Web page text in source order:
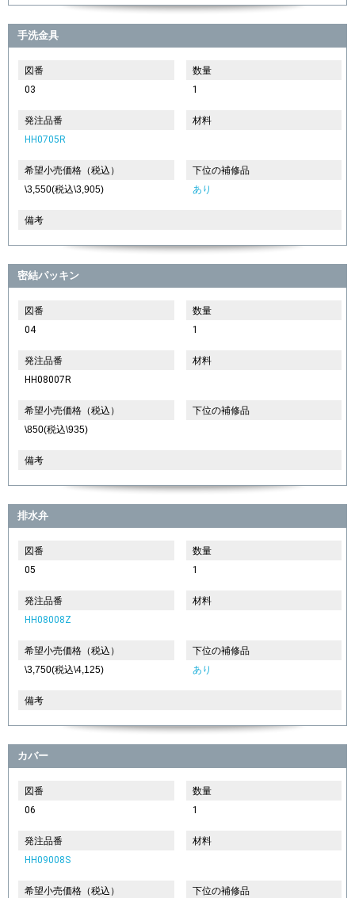
手洗金具
図番
03
数量
1
発注品番
HH0705R
材料
希望小売価格（税込）
\3,550(税込\3,905)
下位の補修品
あり
備考
密結パッキン
図番
04
数量
1
発注品番
HH08007R
材料
希望小売価格（税込）
\850(税込\935)
下位の補修品
備考
排水弁
図番
05
数量
1
発注品番
HH08008Z
材料
希望小売価格（税込）
\3,750(税込\4,125)
下位の補修品
あり
備考
カバー
図番
06
数量
1
発注品番
HH09008S
材料
希望小売価格（税込） 下位の補修品